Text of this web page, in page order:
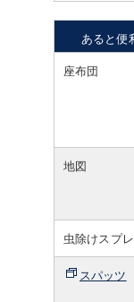
あると便
座布団
地図
虫除けスプ
スパッツ